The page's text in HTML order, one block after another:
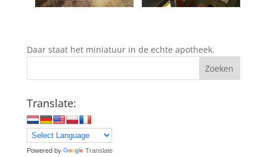
Daar staat het miniatuur in de echte apotheek.
Zoeken
Translate:
Powered by Translate